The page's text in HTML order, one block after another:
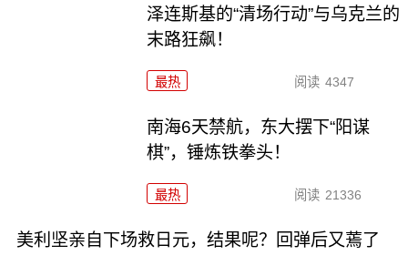
泽连斯基的“清场行动”与乌克兰的
末路狂飙！
最热 阅读 4347
南海6天禁航，东大摆下“阳谋
棋”，锤炼铁拳头！
最热 阅读 21336
美利坚亲自下场救日元，结果呢？回弹后又蔫了